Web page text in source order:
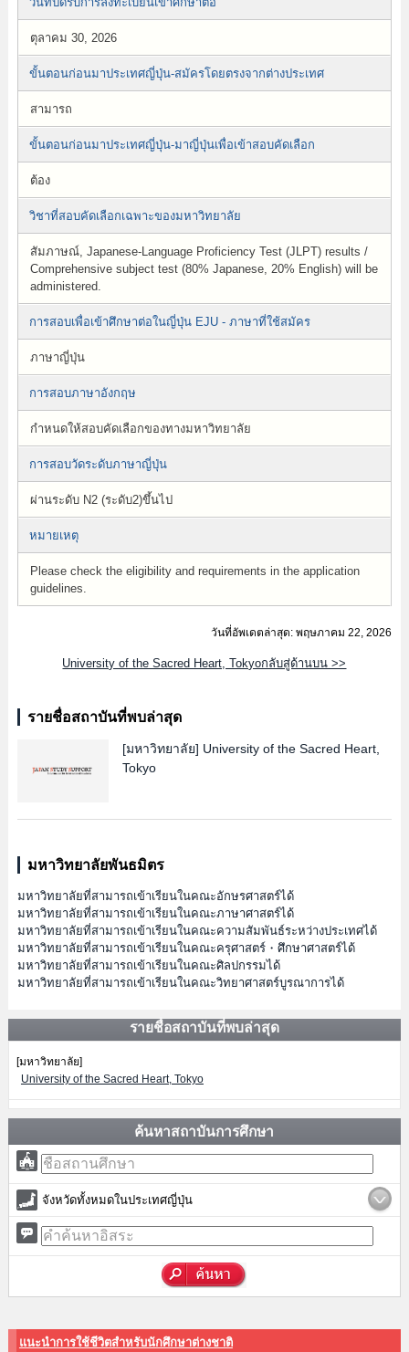
ตุลาคม 30, 2026
ขั้นตอนก่อนมาประเทศญี่ปุ่น-สมัครโดยตรงจากต่างประเทศ
สามารถ
ขั้นตอนก่อนมาประเทศญี่ปุ่น-มาญี่ปุ่นเพื่อเข้าสอบคัดเลือก
ต้อง
วิชาที่สอบคัดเลือกเฉพาะของมหาวิทยาลัย
สัมภาษณ์, Japanese-Language Proficiency Test (JLPT) results /
Comprehensive subject test (80% Japanese, 20% English) will be
administered.
การสอบเพื่อเข้าศึกษาต่อในญี่ปุ่น EJU - ภาษาที่ใช้สมัคร
ภาษาญี่ปุ่น
การสอบภาษาอังกฤษ
กำหนดให้สอบคัดเลือกของทางมหาวิทยาลัย
การสอบวัดระดับภาษาญี่ปุ่น
ผ่านระดับ N2 (ระดับ2)ขึ้นไป
หมายเหตุ
Please check the eligibility and requirements in the application
guidelines.
วันที่อัพเดตล่าสุด: พฤษภาคม 22, 2026
University of the Sacred Heart, Tokyoกลับสู่ด้านบน >>
รายชื่อสถาบันที่พบล่าสุด
[มหาวิทยาลัย] University of the Sacred Heart,
Tokyo
มหาวิทยาลัยพันธมิตร
มหาวิทยาลัยที่สามารถเข้าเรียนในคณะอักษรศาสตร์ได้
มหาวิทยาลัยที่สามารถเข้าเรียนในคณะภาษาศาสตร์ได้
มหาวิทยาลัยที่สามารถเข้าเรียนในคณะความสัมพันธ์ระหว่างประเทศได้
มหาวิทยาลัยที่สามารถเข้าเรียนในคณะครุศาสตร์・ศึกษาศาสตร์ได้
มหาวิทยาลัยที่สามารถเข้าเรียนในคณะศิลปกรรมได้
มหาวิทยาลัยที่สามารถเข้าเรียนในคณะวิทยาศาสตร์บูรณาการได้
รายชื่อสถาบันที่พบล่าสุด
[มหาวิทยาลัย]
University of the Sacred Heart, Tokyo
ค้นหาสถาบันการศึกษา
จังหวัดทั้งหมดในประเทศญี่ปุ่น
แนะนำการใช้ชีวิตสำหรับนักศึกษาต่างชาติ